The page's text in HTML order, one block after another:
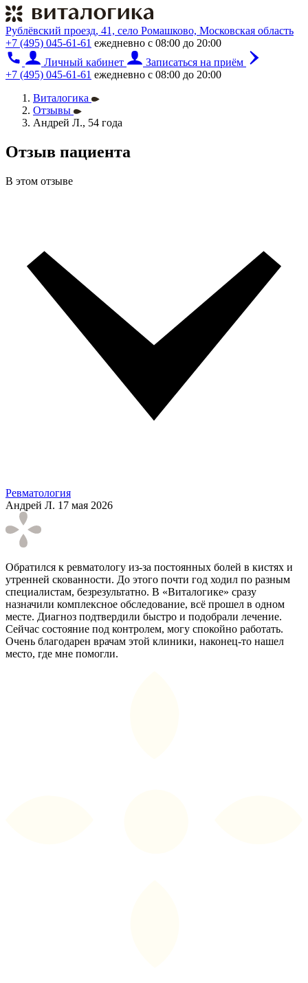
Рублёвский проезд, 41, село Ромашково, Московская область
+7 (495) 045-61-61 ежедневно с 08:00 до 20:00
Личный кабинет
Записаться на приём
+7 (495) 045-61-61 ежедневно с 08:00 до 20:00
Виталогика
Отзывы
Андрей Л., 54 года
Отзыв пациента
В этом отзыве
Ревматология
Андрей Л. 17 мая 2026
Обратился к ревматологу из-за постоянных болей в кистях и
утренней скованности. До этого почти год ходил по разным
специалистам, безрезультатно. В «Виталогике» сразу
назначили комплексное обследование, всё прошел в одном
месте. Диагноз подтвердили быстро и подобрали лечение.
Сейчас состояние под контролем, могу спокойно работать.
Очень благодарен врачам этой клиники, наконец-то нашел
место, где мне помогли.